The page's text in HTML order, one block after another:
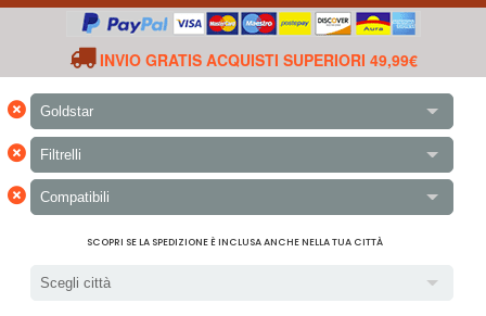
INVIO GRATIS ACQUISTI SUPERIORI 49,99€
× Goldstar
× Filtrelli
× Compatibili
SCOPRI SE LA SPEDIZIONE È INCLUSA ANCHE NELLA TUA CITTÀ
Scegli città